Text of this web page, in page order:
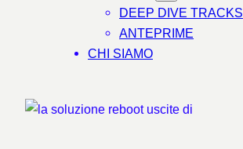
DEEP DIVE TRACKS
ANTEPRIME
CHI SIAMO